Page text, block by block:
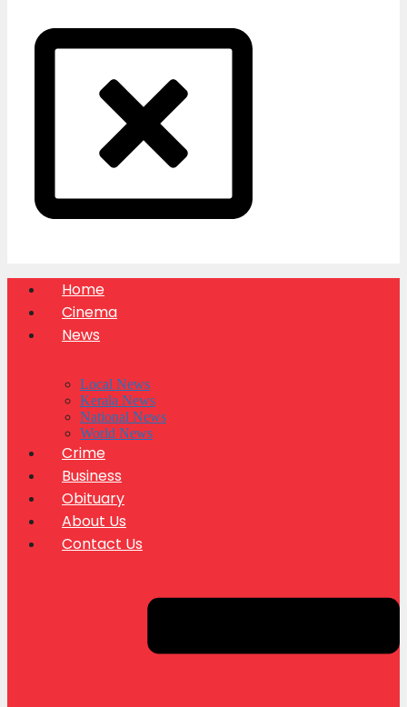
Home
Cinema
News
Local News
Kerala News
National News
World News
Crime
Business
Obituary
About Us
Contact Us